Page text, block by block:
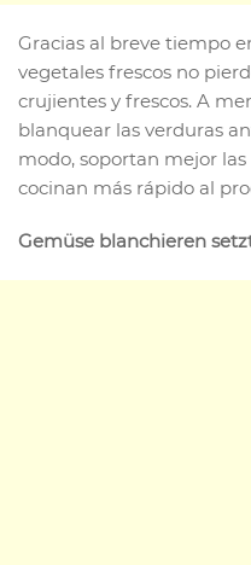
Gracias al breve tiempo
vegetales frescos no
crujientes y frescos. A
blanquear las verduras
modo, soportan mejor
cocinan más rápido al
Gemüse blanchieren